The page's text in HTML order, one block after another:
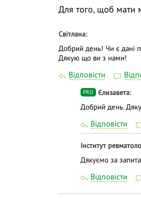
Для того, щоб мати
Світлана
Добрий день! Чи є дані
Дякую що ви з нами!
Відповісти
PRO Єлизавета
Добрий день.
Відповісти
Інститут
Дякуємо за
Відповісти